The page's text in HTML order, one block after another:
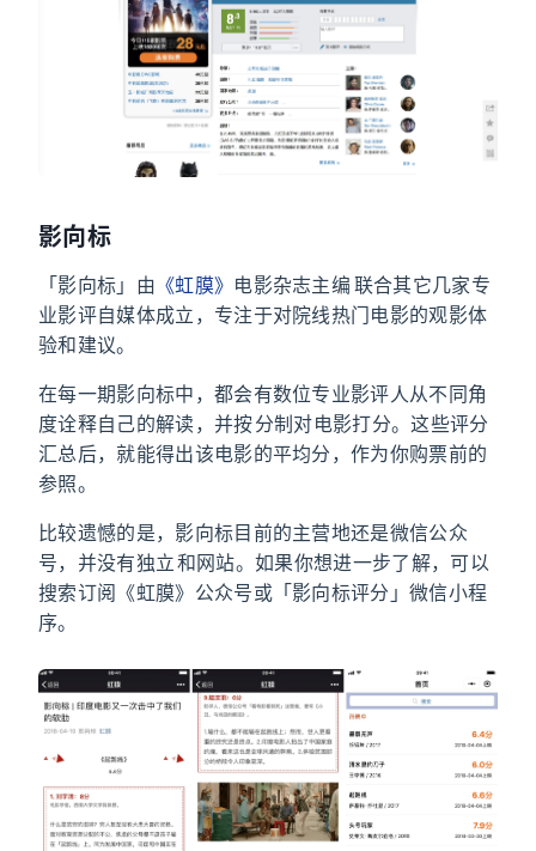
影向标
「影向标」由 《虹膜》 电影杂志主编 联合其它几家专
业影评自媒体成立，专注于对院线热门电影的观影体
验和建议。
在每一期影向标中，都会有数位专业影评人从不同角
度诠释自己的解读，并按 10 分制对电影打分。这些评分
汇总后，就能得出该电影的平均分，作为你购票前的
参照。
比较遗憾的是，影向标目前的主营地还是微信公众
号，并没有独立 App 和网站。如果你想进一步了解，可以
搜索订阅《虹膜》公众号或「影向标评分」微信小程
序。